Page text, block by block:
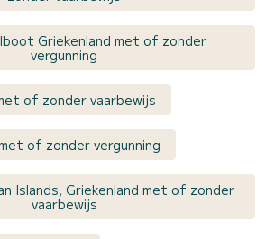
Griekenland met of zonder
vergunning
of zonder vaarbewijs
of zonder vergunning
Islands, Griekenland met of zonder
vaarbewijs